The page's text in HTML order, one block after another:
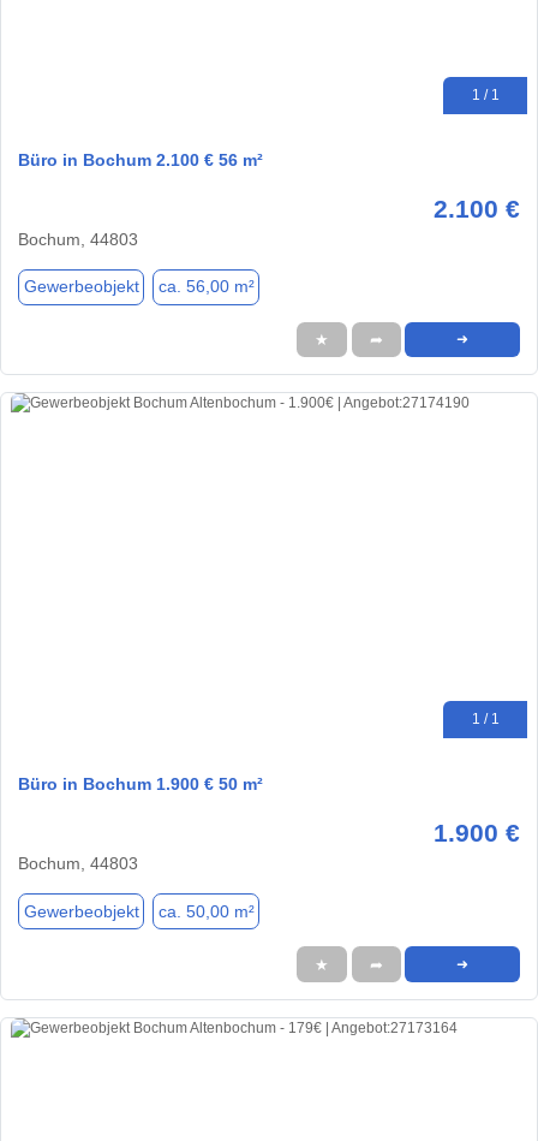
1 / 1
Büro in Bochum 2.100 € 56 m²
2.100 €
Bochum, 44803
Gewerbeobjekt ca. 56,00 m²
★ ➦ ➜
1 / 1
Büro in Bochum 1.900 € 50 m²
1.900 €
Bochum, 44803
Gewerbeobjekt ca. 50,00 m²
★ ➦ ➜